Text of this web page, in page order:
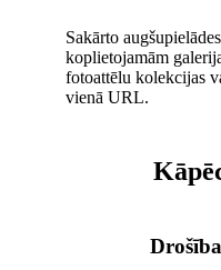
Sakārto
koplietojamām
fotoattēlu kolekcijas
vienā URL.